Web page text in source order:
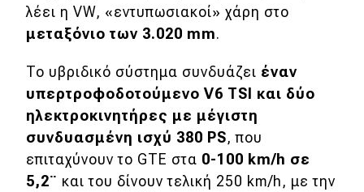
Αποστολή
Συγκρίνουμε
Αγώνες
Formula 1
WRC
λέει η VW, «εντυπωσιακοί» χάρη στο
μεταξόνιο των 3.020 mm.
To υβριδικό σύστημα συνδυάζει έναν
υπερτροφοδοτούμενοV6 TSI και δύο
ηλεκτροκινητήρες με μέγιστη
συνδυασμένη ισχύ 380 PS, που
επιταχύνουν το GTE στα 0-100 km/h σε
5,2¨ και του δίνουν τελική 250 km/h, με την